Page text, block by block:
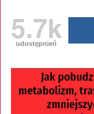
5.7k
udostępnień